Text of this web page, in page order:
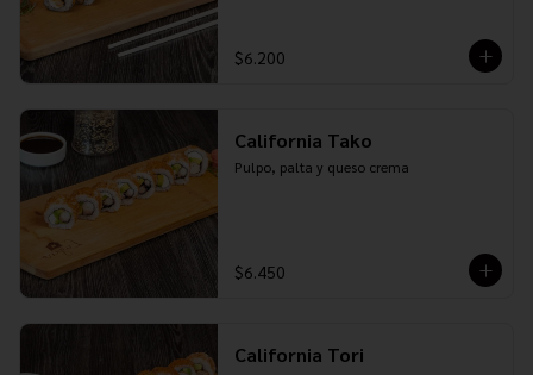
$6.200
California Tako
Pulpo, palta y queso crema
$6.450
California Tori